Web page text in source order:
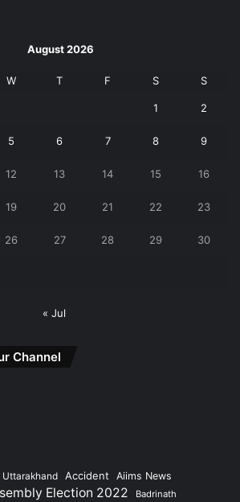
August 2026
W T F S S
1 2
5 6 7 8 9
12 13 14 15 16
19 20 21 22 23
26 27 28 29 30
« Jul
Channel
Uttarakhand Accident Aiims News
Election 2022 Badrinath